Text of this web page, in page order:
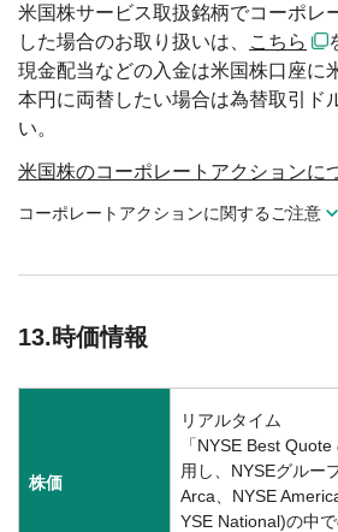
米国株サービス取扱銘柄でコーポレ
した場合のお取り扱いは、
こちら
現金配当などの入金は米国株口座に
本円に両替したい場合は為替取引ド
い。
米国株のコーポレートアクションに
コーポレートアクションに関するご注意
13.時価情報
株価
リアルタイム
「NYSE Best
用し、NYSEグルー
Arca、NYSE
YSE National)の中